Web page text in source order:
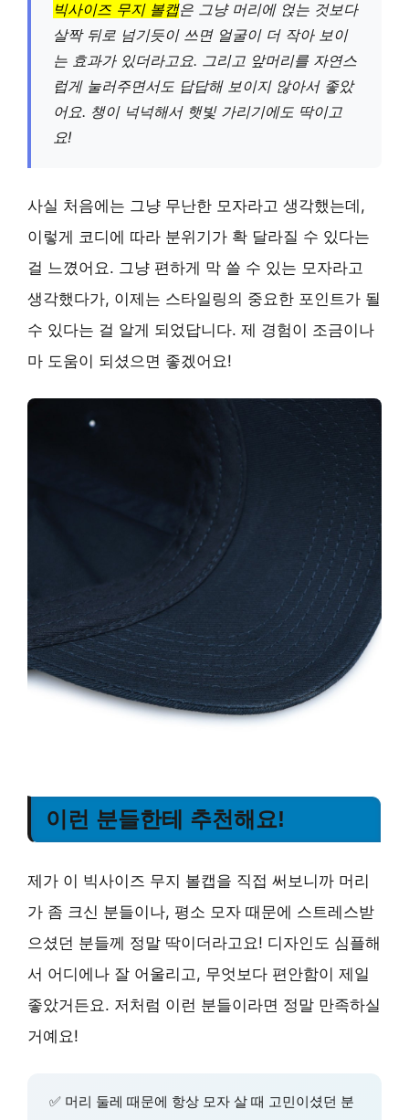
빅사이즈 무지 볼캡은 그냥 머리에 얹는 것보다
살짝 뒤로 넘기듯이 쓰면 얼굴이 더 작아 보이
는 효과가 있더라고요. 그리고 앞머리를 자연스
럽게 눌러주면서도 답답해 보이지 않아서 좋았
어요. 챙이 넉넉해서 햇빛 가리기에도 딱이고
요!
사실 처음에는 그냥 무난한 모자라고 생각했는데,
이렇게 코디에 따라 분위기가 확 달라질 수 있다는
걸 느꼈어요. 그냥 편하게 막 쓸 수 있는 모자라고
생각했다가, 이제는 스타일링의 중요한 포인트가 될
수 있다는 걸 알게 되었답니다. 제 경험이 조금이나
마 도움이 되셨으면 좋겠어요!
이런 분들한테 추천해요!
제가 이 빅사이즈 무지 볼캡을 직접 써보니까 머리
가 좀 크신 분들이나, 평소 모자 때문에 스트레스받
으셨던 분들께 정말 딱이더라고요! 디자인도 심플해
서 어디에나 잘 어울리고, 무엇보다 편안함이 제일
좋았거든요. 저처럼 이런 분들이라면 정말 만족하실
거예요!
✅ 머리 둘레 때문에 항상 모자 살 때 고민이셨던 분